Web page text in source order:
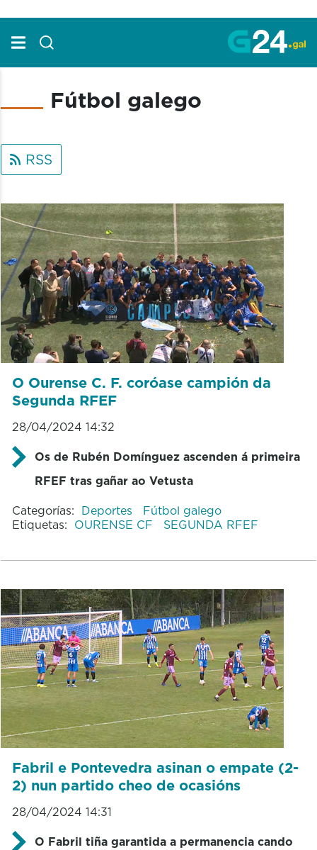
Fútbol galego
RSS
O Ourense C. F. coróase campión da
Segunda RFEF
28/04/2024 14:32
Os de Rubén Domínguez ascenden á primeira
RFEF tras gañar ao Vetusta
Categorías: Deportes
Fútbol galego
Etiquetas: OURENSE CF SEGUNDA RFEF
Fabril e Pontevedra asinan o empate (2-
2) nun partido cheo de ocasións
28/04/2024 14:31
O Fabril tiña garantida a permanencia cando